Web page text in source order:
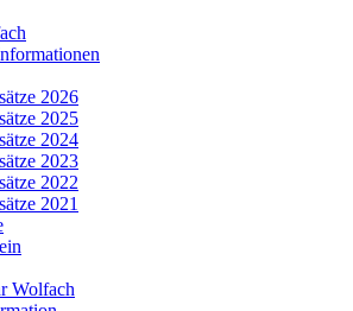
2026
2025
2024
2023
2022
2021
Wolfach